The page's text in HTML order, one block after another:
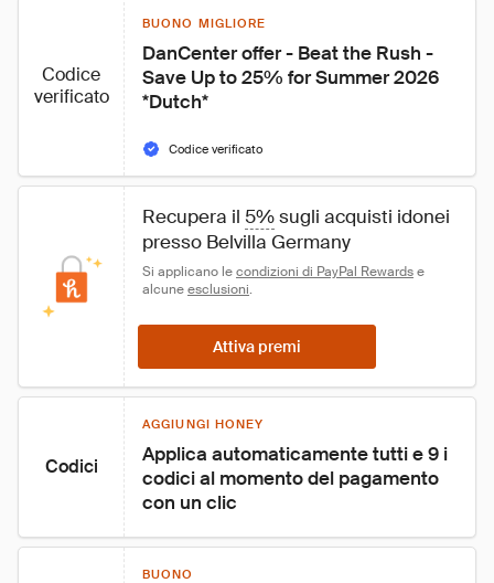
Codice
verificato
BUONO MIGLIORE
DanCenter offer - Beat the Rush -
Save Up to 25% for Summer 2026
*Dutch*
Codice verificato
Recupera il 5% sugli acquisti idonei
presso Belvilla Germany
Si applicano le condizioni di PayPal Rewards e
alcune esclusioni.
Attiva premi
Codici
AGGIUNGI HONEY
Applica automaticamente tutti e 9 i
codici al momento del pagamento
con un clic
BUONO